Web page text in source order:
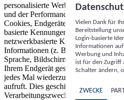
personalisierte Werbung und Inhalte,
und der Performance von Inhalten
Cookies, Endgeräte- oder ähnliche
basierte Kennungen, zufällig
netzwerkbasierte Kennungen)
Informationen (z. B. Browsertyp
Sprache, Bildschirmgröße,
Ihrem Endgerät gespeichert oder von
jedes Mal wiederzuerkennen, wenn
aufruft. Dies geschieht für einen oder
Verarbeitungszwecke.
Vielen Dank für
Bereitstellung
Login-basierte
Informationen
Werbung und
ist für den Zugriff
Schalter ändern,
ZWECKE